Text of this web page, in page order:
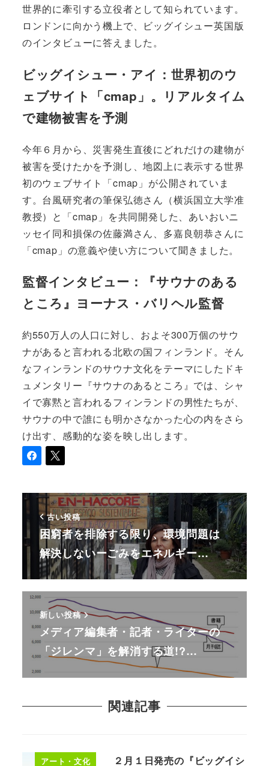
世界的に牽引する立役者として知られています。
ロンドンに向かう機上で、ビッグイシュー英国版
のインタビューに答えました。
ビッグイシュー・アイ：世界初のウ
ェブサイト「cmap」。リアルタイム
で建物被害を予測
今年６月から、災害発生直後にどれだけの建物が
被害を受けたかを予測し、地図上に表示する世界
初のウェブサイト「cmap」が公開されていま
す。台風研究者の筆保弘徳さん（横浜国立大学准
教授）と「cmap」を共同開発した、あいおいニ
ッセイ同和損保の佐藤満さん、多嘉良朝恭さんに
「cmap」の意義や使い方について聞きました。
監督インタビュー：『サウナのある
ところ』ヨーナス・バリヘル監督
約550万人の人口に対し、およそ300万個のサウ
ナがあると言われる北欧の国フィンランド。そん
なフィンランドのサウナ文化をテーマにしたドキ
ュメンタリー『サウナのあるところ』では、シャ
イで寡黙と言われるフィンランドの男性たちが、
サウナの中で誰にも明かさなかった心の内をさら
け出す、感動的な姿を映し出します。
古い投稿
困窮者を排除する限り、環境問題は
解決しないーごみをエネルギー…
新しい投稿
メディア編集者・記者・ライターの
「ジレンマ」を解消する道!?…
関連記事
アート・文化 ２月１日発売の『ビッグイシ